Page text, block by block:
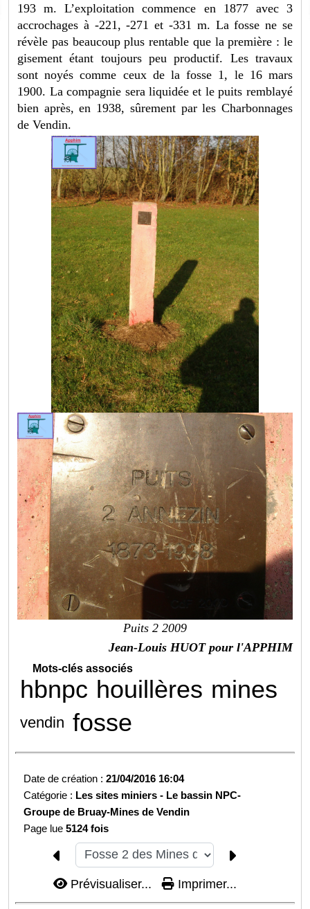
193 m. L’exploitation commence en 1877 avec 3
accrochages à -221, -271 et -331 m. La fosse ne se
révèle pas beaucoup plus rentable que la première : le
gisement étant toujours peu productif. Les travaux
sont noyés comme ceux de la fosse 1, le 16 mars
1900. La compagnie sera liquidée et le puits remblayé
bien après, en 1938, sûrement par les Charbonnages
de Vendin.
Puits 2 2009
Jean-Louis HUOT pour l'APPHIM
Mots-clés associés
hbnpc houillères mines
vendin fosse
Date de création :21/04/2016 16:04
Catégorie : Les sites miniers - Le bassin NPC-
Groupe de Bruay-Mines de Vendin
Page lue5124 fois
Prévisualiser... Imprimer...